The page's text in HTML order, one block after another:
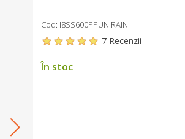
Cod: I8SS600PPUNIRAIN
7 Recenzii
În stoc